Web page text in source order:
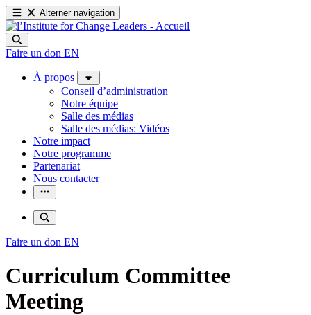
Alterner navigation
Faire un don EN
À propos
Conseil d’administration
Notre équipe
Salle des médias
Salle des médias: Vidéos
Notre impact
Notre programme
Partenariat
Nous contacter
Faire un don EN
Curriculum Committee
Meeting